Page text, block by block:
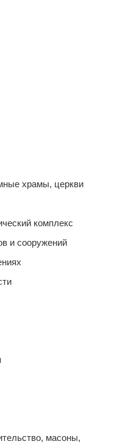
храмы, церкви
комплекс
и сооружений
масоны,